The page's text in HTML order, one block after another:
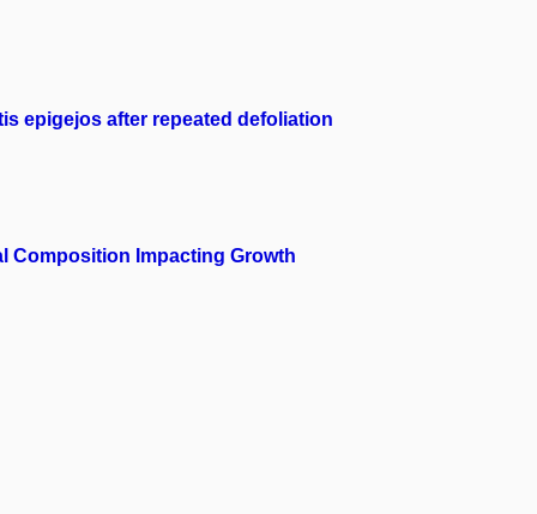
epigejos after repeated defoliation
Composition Impacting Growth